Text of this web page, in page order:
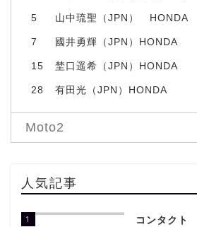
5 山中琉聖（JPN） HONDA
7 國井勇輝（JPN）HONDA
15 埜口遥希（JPN）HONDA
28 有田光（JPN）HONDA
Moto2
人気記事
1 コンタクト